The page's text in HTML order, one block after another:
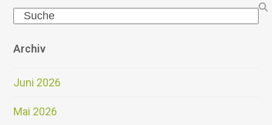
Search
Archiv
Juni 2026
Mai 2026